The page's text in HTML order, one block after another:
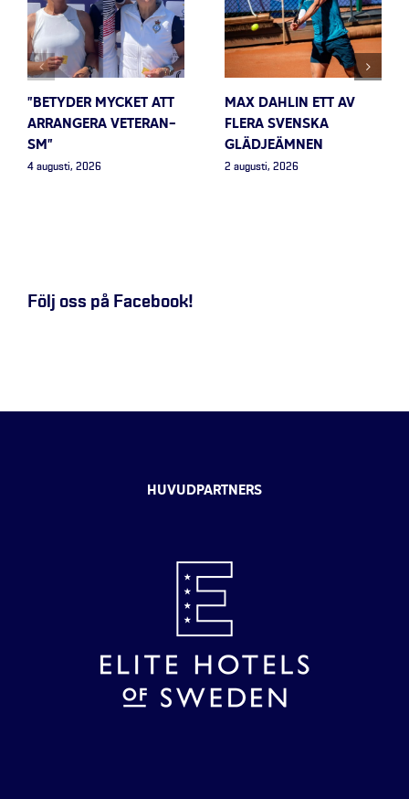
”BETYDER MYCKET ATT
ARRANGERA VETERAN-
SM”
4 augusti, 2026
MAX DAHLIN ETT AV
FLERA SVENSKA
GLÄDJEÄMNEN
2 augusti, 2026
Följ oss på Facebook!
HUVUDPARTNERS